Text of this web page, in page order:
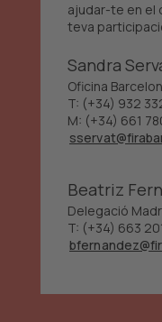
ajudar-te en el
teva
Sandra
Oficina
T: (+34) 932
M: (+34) 661
Beatriz
Delegació
T: (+34) 663